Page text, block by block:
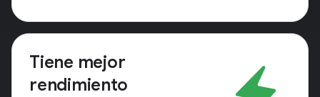
Tiene mejor
rendimiento